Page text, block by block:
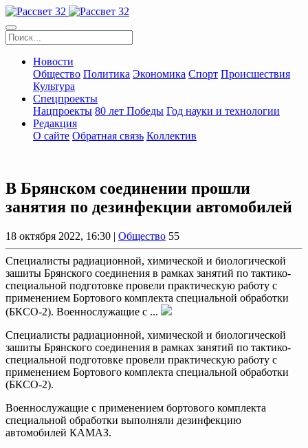
Новости
Общество Политика Экономика Спорт Происшествия
Культура
Спецпроекты
Нацпроекты 80 лет Победы Год науки и технологии
Редакция
О сайте Обратная связь Коллектив
В Брянском соединении прошли
занятия по дезинфекции автомобилей
18 октября 2022, 16:30 | Общество 55
Специалисты радиационной, химической и биологической
зашиты Брянского соединения в рамках занятий по тактико-
специальной подготовке провели практическую работу с
применением Бортового комплекта специальной обработки
(БКСО-2). Военнослужащие с ...
Специалисты радиационной, химической и биологической
зашиты Брянского соединения в рамках занятий по тактико-
специальной подготовке провели практическую работу с
применением Бортового комплекта специальной обработки
(БКСО-2).
Военнослужащие с применением бортового комплекта
специальной обработки выполняли дезинфекцию
автомобилей КАМАЗ.